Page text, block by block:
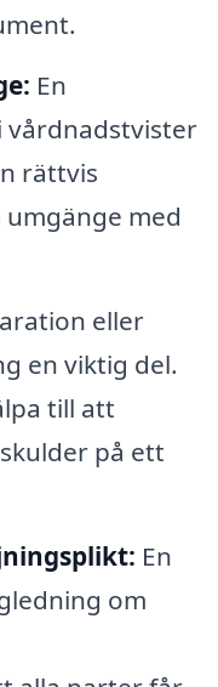
En
vårdnadstvister
rättvis
med
eller
en viktig del.
till att
på ett
En
om